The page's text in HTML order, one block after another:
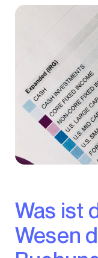
Was ist das wahre
Wesen